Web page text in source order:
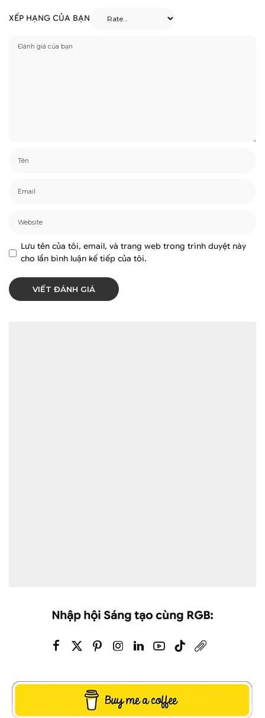
XẾP HẠNG CỦA BẠN
Lưu tên của tôi, email, và trang web trong trình duyệt này
cho lần bình luận kế tiếp của tôi.
Nhập hội Sáng tạo cùng RGB: